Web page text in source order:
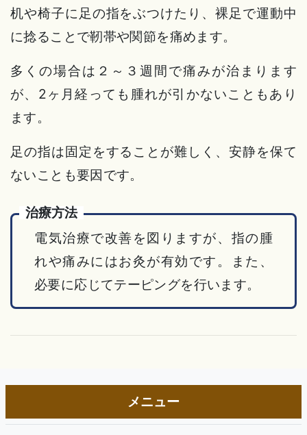
机や椅子に足の指をぶつけたり、裸足で運動中
に捻ることで靭帯や関節を痛めます。
多くの場合は２～３週間で痛みが治まります
が、2ヶ月経っても腫れが引かないこともあり
ます。
足の指は固定をすることが難しく、安静を保て
ないことも要因です。
治療方法
電気治療で改善を図りますが、指の腫
れや痛みにはお灸が有効です。また、
必要に応じてテーピングを行います。
メニュー